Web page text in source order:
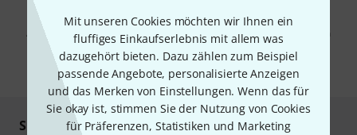
Mit unseren Cookies möchten wir Ihnen ein
fluffiges Einkaufserlebnis mit allem was
dazugehört bieten. Dazu zählen zum Beispiel
passende Angebote, personalisierte Anzeigen
und das Merken von Einstellungen. Wenn das für
Sie okay ist, stimmen Sie der Nutzung von Cookies
für Präferenzen, Statistiken und Marketing
Mit Klick auf „Jetzt anmelden“ stimmen Sie dem Erhalt von E-Mail-
Werbung und einer Messung des E-Mail-Nutzungsverhaltens zu. Die
Abmeldung ist jederzeit möglich. Weitere Informationen finden Sie in
unserenDatenschutzhinweisen.
* Pflichtfeld
Sicher einkaufen & bezahlen